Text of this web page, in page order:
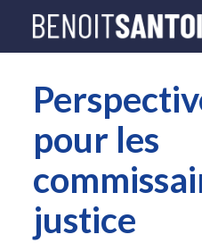
pour les
justice